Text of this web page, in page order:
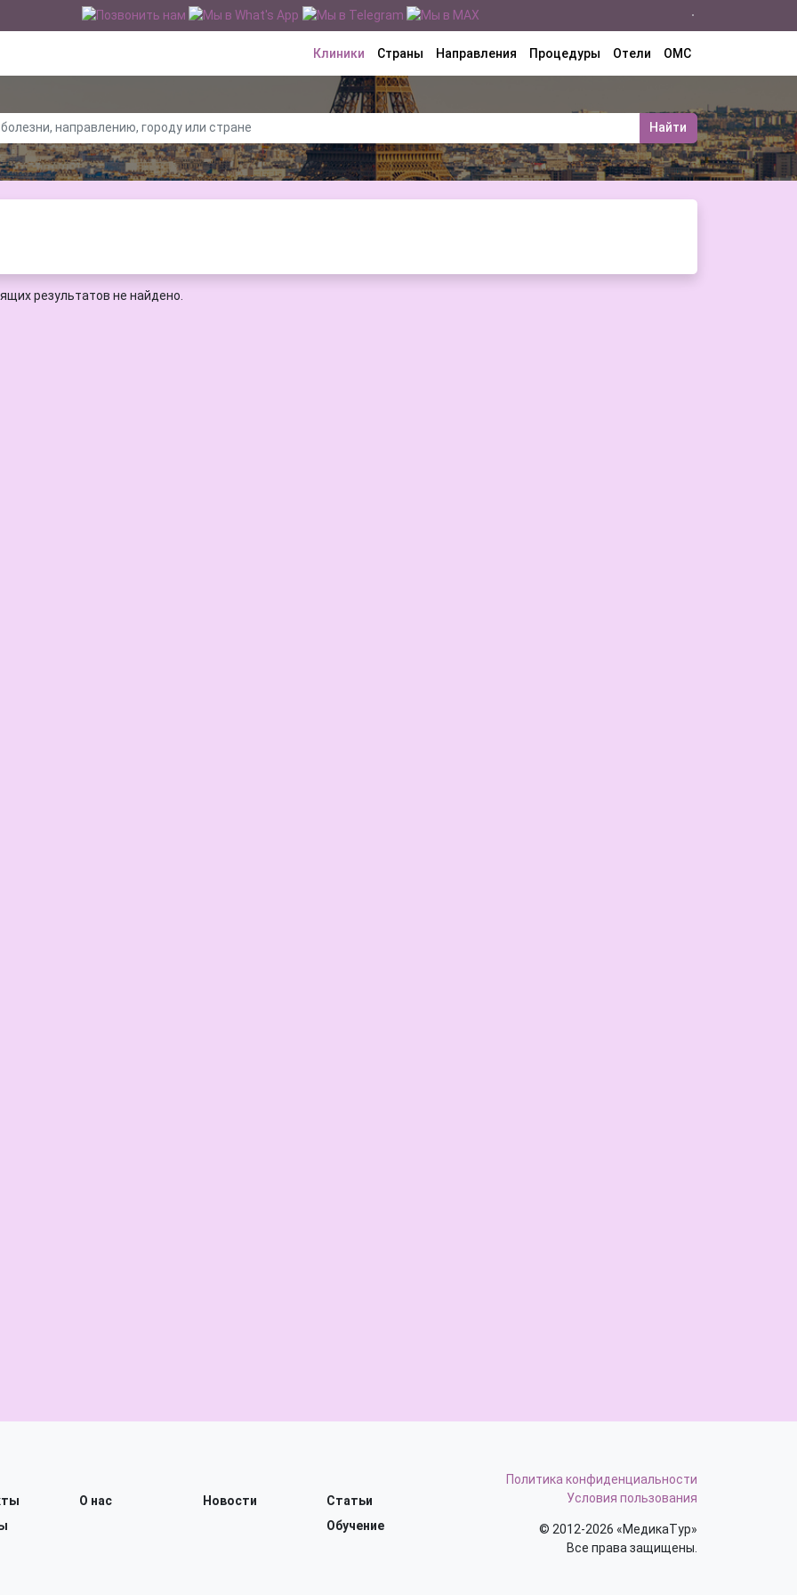
Клиники Страны Направления Процедуры Отели ОМС
Найти
результатов не найдено.
О нас Новости
Статьи
Обучение
Политика конфиденциальности
Условия пользования
© 2012-2026 «МедикаТур»
Все права защищены.